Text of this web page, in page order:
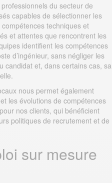
du secteur de
capables de sélectionner les
techniques et
et attentes que rencontrent les
identifient les compétences
d’ingénieur, sans négliger les
candidat et, dans certains cas, sa
nous permet également
les évolutions de compétences
nos clients, qui bénéficient
politiques de recrutement et de
sur mesure